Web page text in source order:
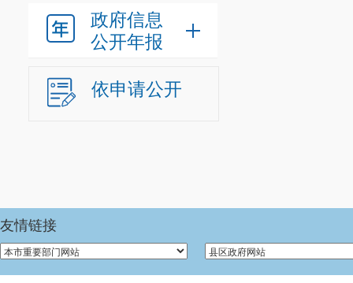
政府信息
公开年报
依申请公开
友情链接